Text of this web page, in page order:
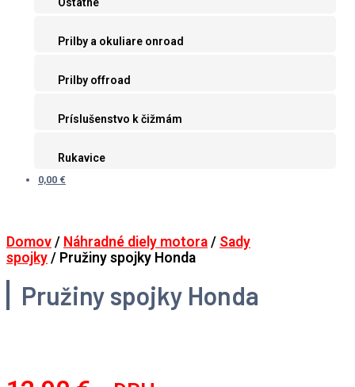
Prilby a okuliare onroad
Prilby offroad
Príslušenstvo k čižmám
Rukavice
0,00 €
Domov / Náhradné diely motora / Sady
spojky / Pružiny spojky Honda
Pružiny spojky Honda